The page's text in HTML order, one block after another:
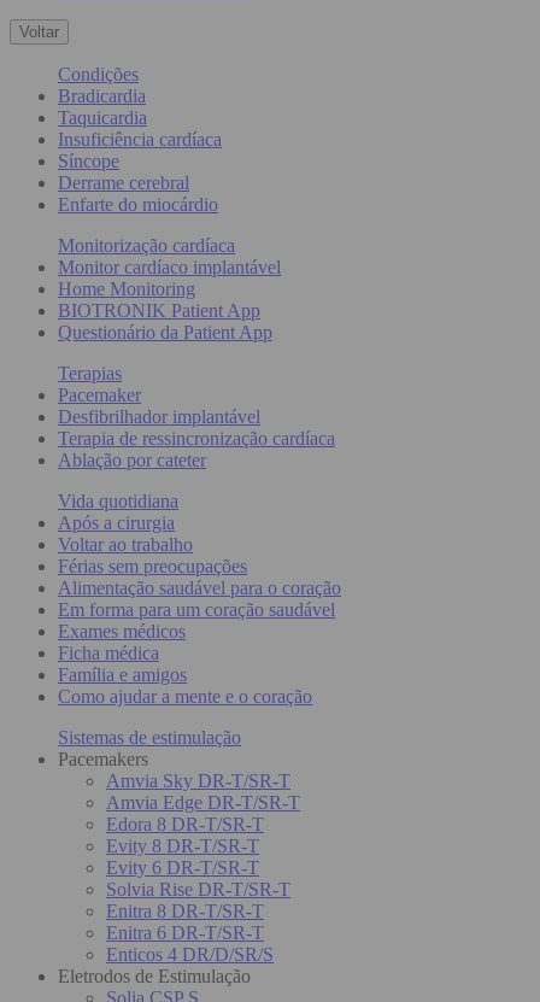
Voltar
Condições
Bradicardia
Taquicardia
Insuficiência cardíaca
Síncope
Derrame cerebral
Enfarte do miocárdio
Monitorização cardíaca
Monitor cardíaco implantável
Home Monitoring
BIOTRONIK Patient App
Questionário da Patient App
Terapias
Pacemaker
Desfibrilhador implantável
Terapia de ressincronização cardíaca
Ablação por cateter
Vida quotidiana
Após a cirurgia
Voltar ao trabalho
Férias sem preocupações
Alimentação saudável para o coração
Em forma para um coração saudável
Exames médicos
Ficha médica
Família e amigos
Como ajudar a mente e o coração
Sistemas de estimulação
Pacemakers
Amvia Sky DR-T/SR-T
Amvia Edge DR-T/SR-T
Edora 8 DR-T/SR-T
Evity 8 DR-T/SR-T
Evity 6 DR-T/SR-T
Solvia Rise DR-T/SR-T
Enitra 8 DR-T/SR-T
Enitra 6 DR-T/SR-T
Enticos 4 DR/D/SR/S
Eletrodos de Estimulação
Solia CSP S